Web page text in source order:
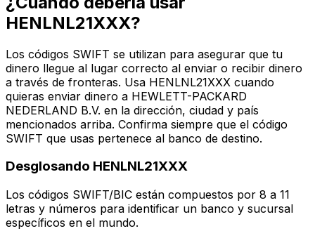
HENLNL21XXX?
Los códigos SWIFT se utilizan para asegurar que tu
dinero llegue al lugar correcto al enviar o recibir dinero
a través de fronteras. Usa HENLNL21XXX cuando
quieras enviar dinero a HEWLETT-PACKARD
NEDERLAND B.V. en la dirección, ciudad y país
mencionados arriba. Confirma siempre que el código
SWIFT que usas pertenece al banco de destino.
Desglosando HENLNL21XXX
Los códigos SWIFT/BIC están compuestos por 8 a 11
letras y números para identificar un banco y sucursal
específicos en el mundo.